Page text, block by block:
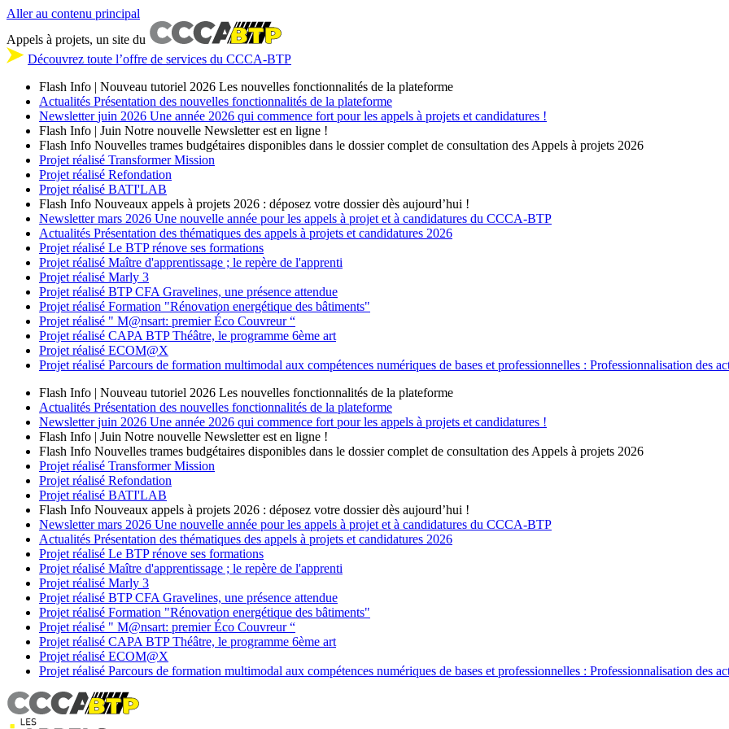
Aller au contenu principal
Appels à projets, un site du
Découvrez toute l’offre de services du CCCA-BTP
Flash Info | Nouveau tutoriel 2026 Les nouvelles fonctionnalités de la plateforme
Actualités Présentation des nouvelles fonctionnalités de la plateforme
Newsletter juin 2026 Une année 2026 qui commence fort pour les appels à projets et candidatures !
Flash Info | Juin Notre nouvelle Newsletter est en ligne !
Flash Info Nouvelles trames budgétaires disponibles dans le dossier complet de consultation des Appels à projets 2026
Projet réalisé Transformer Mission
Projet réalisé Refondation
Projet réalisé BATI'LAB
Flash Info Nouveaux appels à projets 2026 : déposez votre dossier dès aujourd’hui !
Newsletter mars 2026 Une nouvelle année pour les appels à projet et à candidatures du CCCA-BTP
Actualités Présentation des thématiques des appels à projets et candidatures 2026
Projet réalisé Le BTP rénove ses formations
Projet réalisé Maître d'apprentissage ; le repère de l'apprenti
Projet réalisé Marly 3
Projet réalisé BTP CFA Gravelines, une présence attendue
Projet réalisé Formation "Rénovation energétique des bâtiments"
Projet réalisé " M@nsart: premier Éco Couvreur “
Projet réalisé CAPA BTP Théâtre, le programme 6ème art
Projet réalisé ECOM@X
Projet réalisé Parcours de formation multimodal aux compétences numériques de bases et professionnelles : Professionnalisation des
Flash Info | Nouveau tutoriel 2026 Les nouvelles fonctionnalités de la plateforme
Actualités Présentation des nouvelles fonctionnalités de la plateforme
Newsletter juin 2026 Une année 2026 qui commence fort pour les appels à projets et candidatures !
Flash Info | Juin Notre nouvelle Newsletter est en ligne !
Flash Info Nouvelles trames budgétaires disponibles dans le dossier complet de consultation des Appels à projets 2026
Projet réalisé Transformer Mission
Projet réalisé Refondation
Projet réalisé BATI'LAB
Flash Info Nouveaux appels à projets 2026 : déposez votre dossier dès aujourd’hui !
Newsletter mars 2026 Une nouvelle année pour les appels à projet et à candidatures du CCCA-BTP
Actualités Présentation des thématiques des appels à projets et candidatures 2026
Projet réalisé Le BTP rénove ses formations
Projet réalisé Maître d'apprentissage ; le repère de l'apprenti
Projet réalisé Marly 3
Projet réalisé BTP CFA Gravelines, une présence attendue
Projet réalisé Formation "Rénovation energétique des bâtiments"
Projet réalisé " M@nsart: premier Éco Couvreur “
Projet réalisé CAPA BTP Théâtre, le programme 6ème art
Projet réalisé ECOM@X
Projet réalisé Parcours de formation multimodal aux compétences numériques de bases et professionnelles : Professionnalisation des